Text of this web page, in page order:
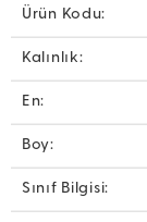
Ürün Kodu:
Kalınlık:
En:
Boy:
Sınıf Bilgisi: